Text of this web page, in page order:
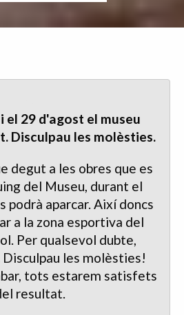
el 29 d'agost el museu
Disculpau les molèsties.
degut a les obres que es
del Museu, durant el
podrà aparcar. Així doncs
a la zona esportiva del
Per qualsevol dubte,
les molèsties!
tots estarem satisfets
resultat.